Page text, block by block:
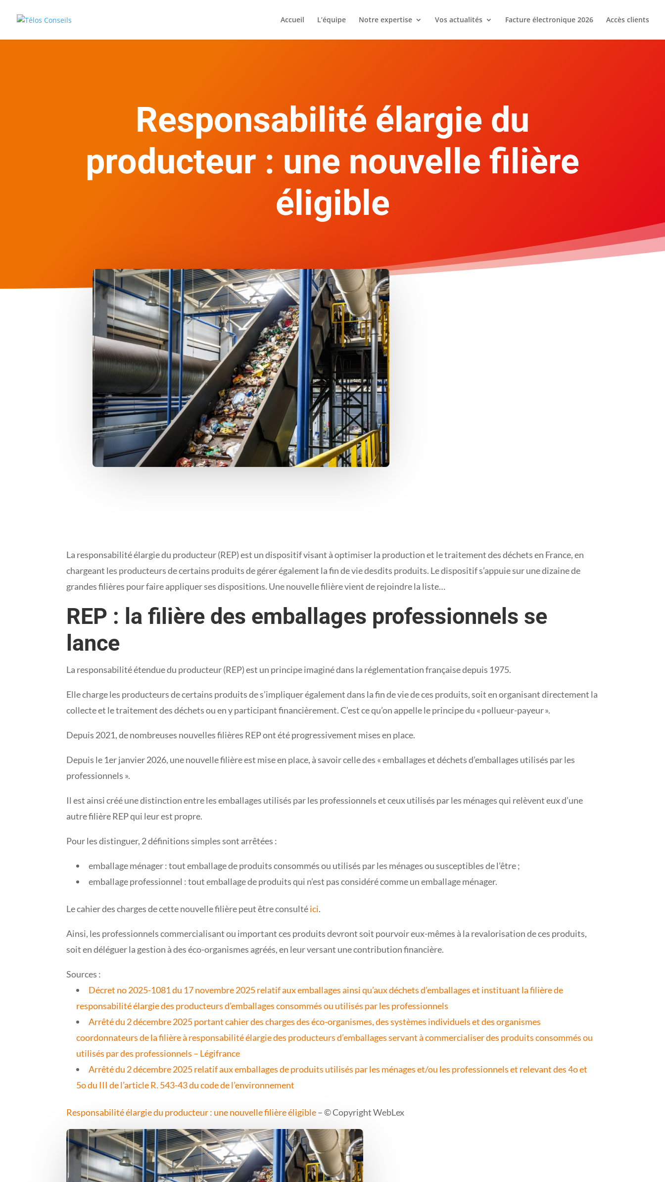
Accueil L’équipe Notre expertise Vos actualités Facture électronique 2026 Accès clients
Responsabilité élargie du
producteur : une nouvelle filière
éligible
La responsabilité élargie du producteur (REP) est un dispositif visant à optimiser la production et le traitement des déchets en France, en
chargeant les producteurs de certains produits de gérer également la fin de vie desdits produits. Le dispositif s’appuie sur une dizaine de
grandes filières pour faire appliquer ses dispositions. Une nouvelle filière vient de rejoindre la liste…
REP : la filière des emballages professionnels se
lance
La responsabilité étendue du producteur (REP) est un principe imaginé dans la réglementation française depuis 1975.
Elle charge les producteurs de certains produits de s’impliquer également dans la fin de vie de ces produits, soit en organisant directement la
collecte et le traitement des déchets ou en y participant financièrement. C’est ce qu’on appelle le principe du « pollueur-payeur ».
Depuis 2021, de nombreuses nouvelles filières REP ont été progressivement mises en place.
Depuis le 1er janvier 2026, une nouvelle filière est mise en place, à savoir celle des « emballages et déchets d’emballages utilisés par les
professionnels ».
Il est ainsi créé une distinction entre les emballages utilisés par les professionnels et ceux utilisés par les ménages qui relèvent eux d’une
autre filière REP qui leur est propre.
Pour les distinguer, 2 définitions simples sont arrêtées :
emballage ménager : tout emballage de produits consommés ou utilisés par les ménages ou susceptibles de l’être ;
emballage professionnel : tout emballage de produits qui n’est pas considéré comme un emballage ménager.
Le cahier des charges de cette nouvelle filière peut être consultéici.
Ainsi, les professionnels commercialisant ou important ces produits devront soit pourvoir eux-mêmes à la revalorisation de ces produits,
soit en déléguer la gestion à des éco-organismes agréés, en leur versant une contribution financière.
Sources :
Décret no 2025-1081 du 17 novembre 2025 relatif aux emballages ainsi qu’aux déchets d’emballages et instituant la filière de
responsabilité élargie des producteurs d’emballages consommés ou utilisés par les professionnels
Arrêté du 2 décembre 2025 portant cahier des charges des éco-organismes, des systèmes individuels et des organismes
coordonnateurs de la filière à responsabilité élargie des producteurs d’emballages servant à commercialiser des produits consommés ou
utilisés par des professionnels – Légifrance
Arrêté du 2 décembre 2025 relatif aux emballages de produits utilisés par les ménages et/ou les professionnels et relevant des 4o et
5o du III de l’article R. 543-43 du code de l’environnement
Responsabilité élargie du producteur : une nouvelle filière éligible– © Copyright WebLex